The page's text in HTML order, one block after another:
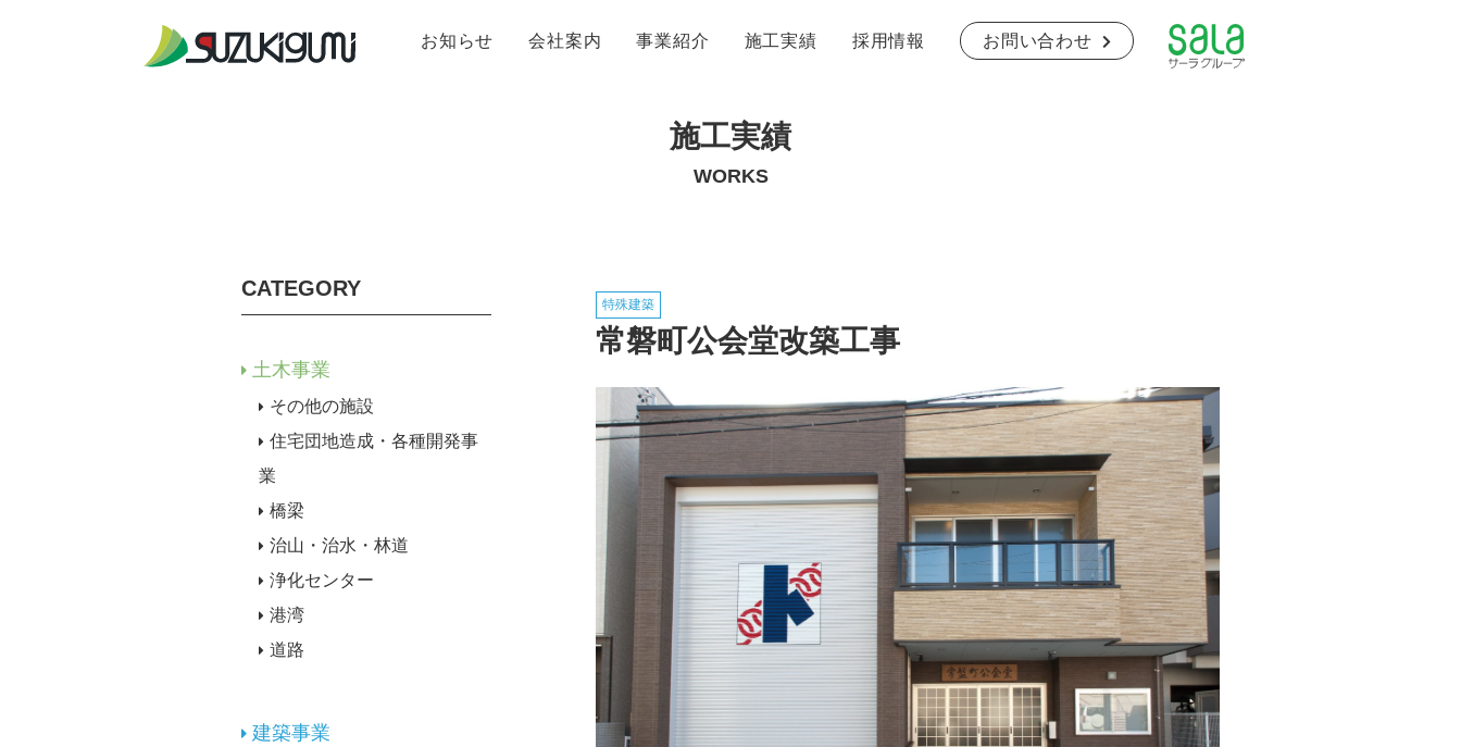
お知らせ 会社案内 事業紹介 施工実績 採用情報 お問い合わせ
リノベーション事業
キャリア採用について 社員紹介
施工実績
WORKS
CATEGORY
土木事業
その他の施設
住宅団地造成・各種開発事
業
橋梁
治山・治水・林道
浄化センター
港湾
道路
建築事業
特殊建築
常磐町公会堂改築工事